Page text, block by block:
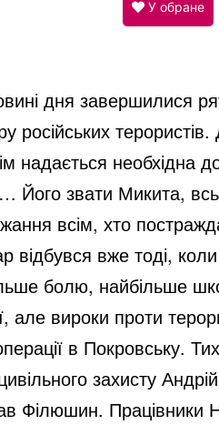
У обране
дня завершилися
російських
надається необхідна
Його звати Микита,
всім, хто постраждав
відбувся вже тоді,
болю, найбільше
але вироки проти
операції в
захисту
Філюшин. Працівники